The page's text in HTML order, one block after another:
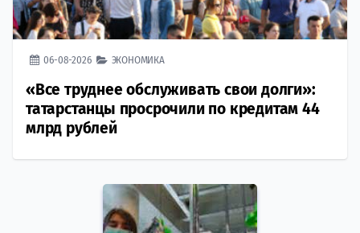
06-08-2026 ЭКОНОМИКА
«Все труднее обслуживать свои долги»:
татарстанцы просрочили по кредитам 44
млрд рублей